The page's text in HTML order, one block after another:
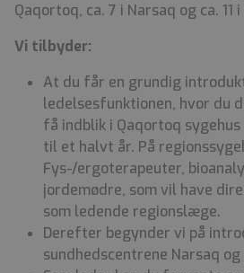
Qaqortoq, ca. 7 i Narsaq og ca. 11
Vi tilbyder:
At du får en grundig
ledelsesfunktionen, hvor du
få indblik i Qaqortoq
til et halvt år. På
Fys-/ergoterapeuter,
jordemødre, som vil have
som ledende regionslæge.
Derefter begynder vi på
sundhedscentrene Narsaq